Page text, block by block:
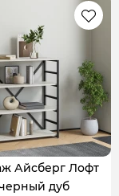
Айсберг Лофт
дуб